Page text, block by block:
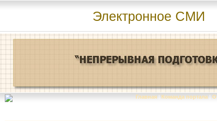
Электронное СМИ
Главная | Команда портала | О